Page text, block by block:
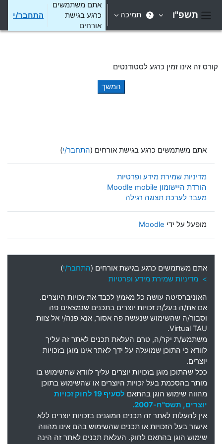
תשפ"ו תמיכה
אתם משתמשים
כרגע בגישת
אורחים
התחבר/י
קורס זה אינו זמין כרגע לסטודנטים
המשך
אתם משתמשים כרגע בגישת אורחים (התחבר/י)
מדיניות שמירת מידע ופרטיות
הורדת היישומון Moodle mobile
מעבר לערכת תצוגה רגילה
מופעל על ידי Moodle
אתם משתמשים כרגע בגישת אורחים (התחבר/י)
> מדיניות שמירת מידע ופרטיות
האוניברסיטה עושה כל מאמץ לכבד את זכויות היוצרים.
אם את/ה בעל/ת זכויות יוצרים בתכנים שנמצאים פה
וסבור/ה שהשימוש שנעשה פה אסור, אנא פנה/י אל צוות
Virtual TAU.
משתמש/ת יקר/ה, טרם העלאת תכנים לאתר זה עליך
לוודא כי התוכן שמועלה על ידך לאתר אינו מוגן בזכויות
יוצרים.
ככל שהתוכן מוגן בזכויות יוצרים עליך לוודא שהשימוש בו
מותר בהסכמת בעל זכויות היוצרים או שהשימוש בתוכן
מהווה שימוש הוגן בהתאם
לסעיף 19 לחוק זכויות
יוצרים, תשס"ח-2007.
אין להעלות לאתר זה תכנים המוגנים בזכויות יוצרים ללא
אישור בעל הזכויות או תכנים שהשימוש בהם אינו מהווה
שימוש הוגן בהתאם לחוק. העלאת תכנים לאתר זה הינה